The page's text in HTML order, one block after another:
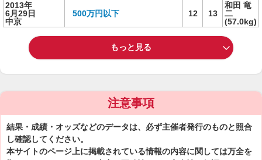
2013年
6月29日
中京
500万円以下 12 13
和田 竜
二
(57.0kg)
もっと見る
注意事項
結果・成績・オッズなどのデータは、必ず主催者発行のものと照合
し確認してください。
本サイトのページ上に掲載されている情報の内容に関しては万全を